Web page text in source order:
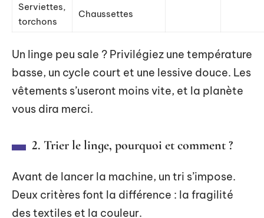
Serviettes,
torchons
Chaussettes
Un linge peu sale ? Privilégiez une température
basse, un cycle court et une lessive douce. Les
vêtements s’useront moins vite, et la planète
vous dira merci.
2. Trier le linge, pourquoi et comment ?
Avant de lancer la machine, un tri s’impose.
Deux critères font la différence : la fragilité
des textiles et la couleur.